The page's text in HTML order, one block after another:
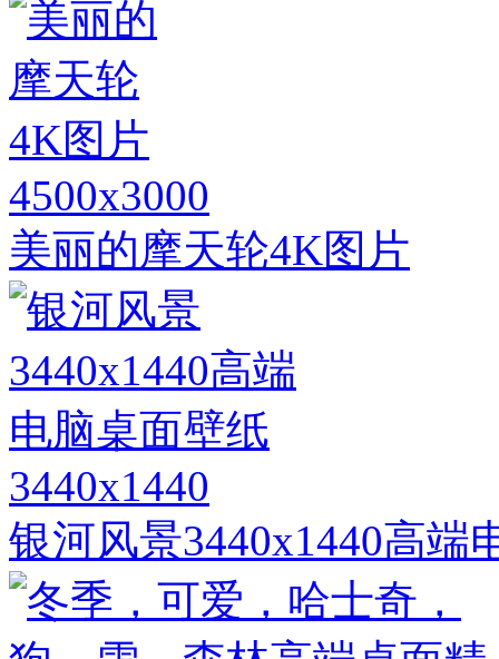
4500x3000
美丽的摩天轮4K图片
3440x1440
银河风景3440x1440高端